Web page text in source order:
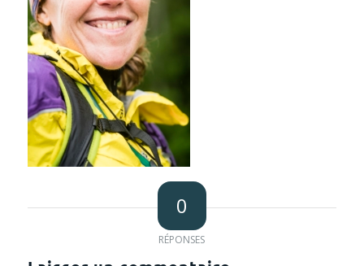
0
RÉPONSES